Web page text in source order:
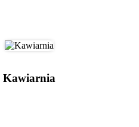
Kawiarnia